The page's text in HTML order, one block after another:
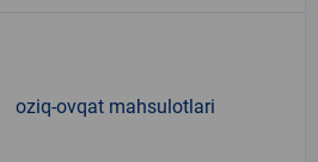
oziq-ovqat mahsulotlari